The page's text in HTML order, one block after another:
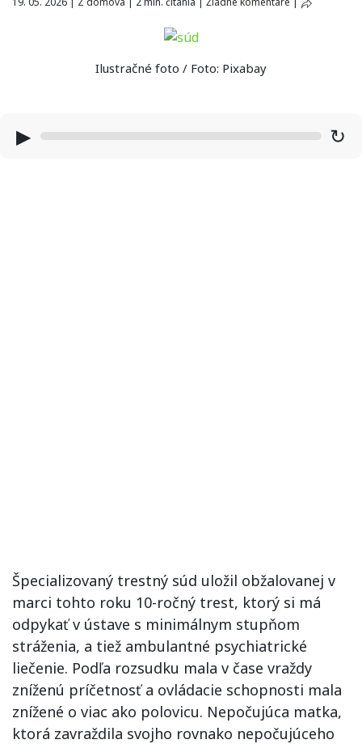
Ilustračné foto / Foto: Pixabay
▶ ↻
Špecializovaný trestný súd uložil obžalovanej v
marci tohto roku 10-ročný trest, ktorý si má
odpykať v ústave s minimálnym stupňom
stráženia, a tiež ambulantné psychiatrické
liečenie. Podľa rozsudku mala v čase vraždy
zníženú príčetnosť a ovládacie schopnosti mala
znížené o viac ako polovicu. Nepočujúca matka,
ktorá zavraždila svojho rovnako nepočujúceho